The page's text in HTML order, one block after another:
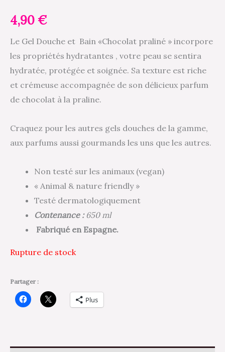
4,90€
Le Gel Douche et Bain «Chocolat praliné » incorpore
les propriétés hydratantes , votre peau se sentira
hydratée, protégée et soignée. Sa texture est riche
et crémeuse accompagnée de son délicieux parfum
de chocolat à la praline.
Craquez pour les autres gels douches de la gamme,
aux parfums aussi gourmands les uns que les autres.
Non testé sur les animaux (vegan)
« Animal & nature friendly »
Testé dermatologiquement
Contenance :650 ml
Fabriqué en Espagne.
Rupture de stock
Partager :
Plus